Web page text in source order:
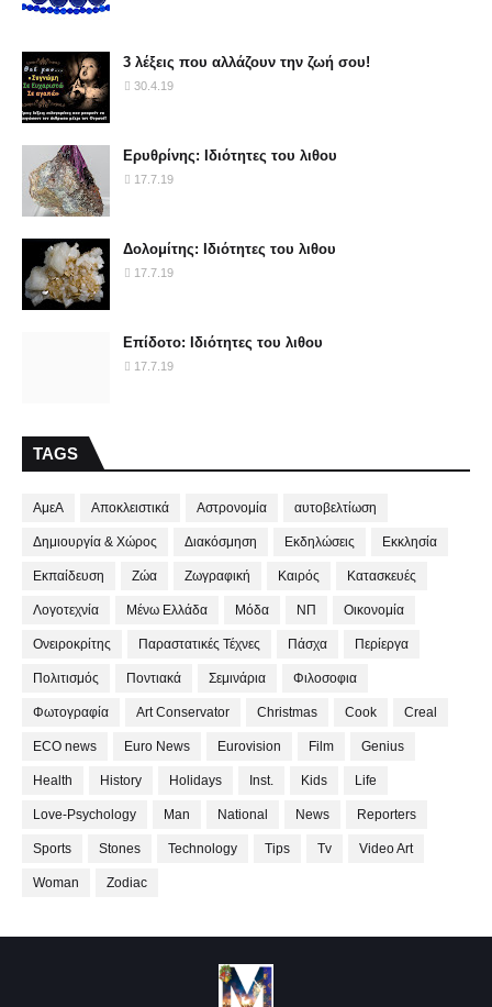
3 λέξεις που αλλάζουν την ζωή σου!
30.4.19
Ερυθρίνης: Ιδιότητες του λιθου
17.7.19
Δολομίτης: Ιδιότητες του λιθου
17.7.19
Επίδοτο: Ιδιότητες του λιθου
17.7.19
TAGS
ΑμεΑ Αποκλειστικά Αστρονομία αυτοβελτίωση
Δημιουργία & Χώρος Διακόσμηση Εκδηλώσεις Εκκλησία
Εκπαίδευση Ζώα Ζωγραφική Καιρός Κατασκευές
Λογοτεχνία Μένω Ελλάδα Μόδα ΝΠ Οικονομία
Ονειροκρίτης Παραστατικές Τέχνες Πάσχα Περίεργα
Πολιτισμός Ποντιακά Σεμινάρια Φιλοσοφια
Φωτογραφία Art Conservator Christmas Cook Creal
ECO news Euro News Eurovision Film Genius
Health History Holidays Inst. Kids Life
Love-Psychology Man National News Reporters
Sports Stones Technology Tips Tv Video Art
Woman Zodiac